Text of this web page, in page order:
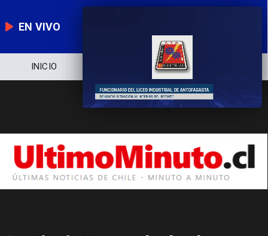
EN VIVO
NOTICIERO